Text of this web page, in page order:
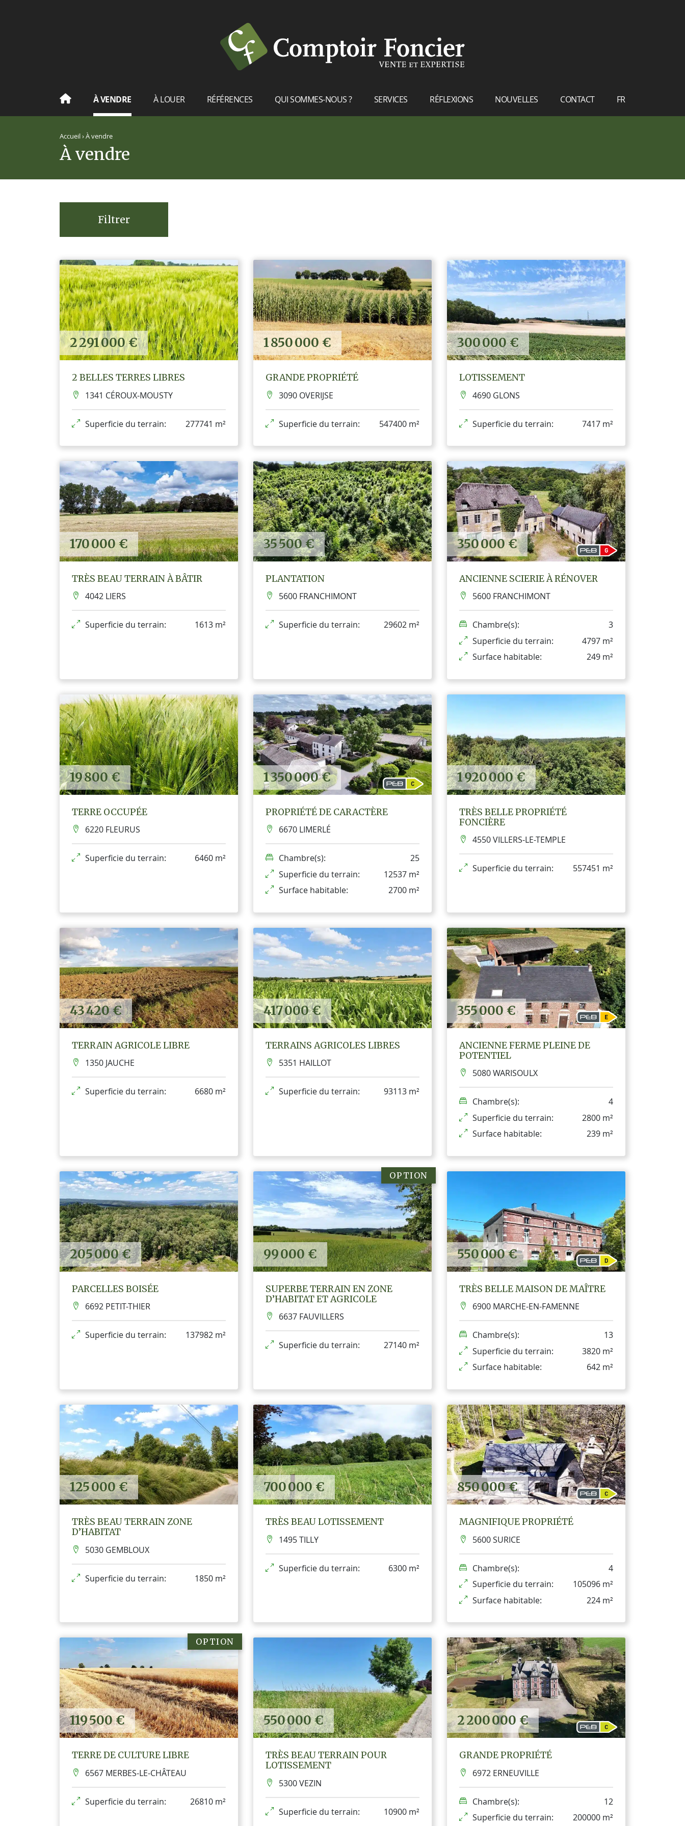
À VENDRE À LOUER RÉFÉRENCES QUI SOMMES-NOUS ? SERVICES RÉFLEXIONS NOUVELLES CONTACT
FR
Accueil›À vendre
À vendre
Filtrer
2 291 000 €
2 BELLES TERRES LIBRES
1341 CÉROUX-MOUSTY
Superficie du terrain: 277741 m²
1 850 000 €
GRANDE PROPRIÉTÉ
3090 OVERIJSE
Superficie du terrain: 547400 m²
300 000 €
LOTISSEMENT
4690 GLONS
Superficie du terrain: 7417 m²
170 000 €
TRÈS BEAU TERRAIN À BÂTIR
4042 LIERS
Superficie du terrain: 1613 m²
35 500 €
PLANTATION
5600 FRANCHIMONT
Superficie du terrain: 29602 m²
350 000 €
ANCIENNE SCIERIE À RÉNOVER
5600 FRANCHIMONT
Chambre(s):
3
Superficie du terrain:
4797 m²
Surface habitable:
249 m²
19 800 €
TERRE OCCUPÉE
6220 FLEURUS
Superficie du terrain: 6460 m²
1 350 000 €
PROPRIÉTÉ DE CARACTÈRE
6670 LIMERLÉ
Chambre(s):
25
Superficie du terrain:
12537 m²
Surface habitable:
2700 m²
1 920 000 €
TRÈS BELLE PROPRIÉTÉ
FONCIÈRE
4550 VILLERS-LE-TEMPLE
Superficie du terrain: 557451 m²
43 420 €
TERRAIN AGRICOLE LIBRE
1350 JAUCHE
Superficie du terrain: 6680 m²
417 000 €
TERRAINS AGRICOLES LIBRES
5351 HAILLOT
Superficie du terrain: 93113 m²
355 000 €
ANCIENNE FERME PLEINE DE
POTENTIEL
5080 WARISOULX
Chambre(s):
4
Superficie du terrain:
2800 m²
Surface habitable:
239 m²
205 000 €
PARCELLES BOISÉE
6692 PETIT-THIER
Superficie du terrain: 137982 m²
99 000 €
OPTION
SUPERBE TERRAIN EN ZONE
D’HABITAT ET AGRICOLE
6637 FAUVILLERS
Superficie du terrain: 27140 m²
550 000 €
TRÈS BELLE MAISON DE MAÎTRE
6900 MARCHE-EN-FAMENNE
Chambre(s):
13
Superficie du terrain:
3820 m²
Surface habitable:
642 m²
125 000 €
TRÈS BEAU TERRAIN ZONE
D’HABITAT
5030 GEMBLOUX
Superficie du terrain: 1850 m²
700 000 €
TRÈS BEAU LOTISSEMENT
1495 TILLY
Superficie du terrain: 6300 m²
850 000 €
MAGNIFIQUE PROPRIÉTÉ
5600 SURICE
Chambre(s):
4
Superficie du terrain:
105096 m²
Surface habitable:
224 m²
119 500 €
OPTION
TERRE DE CULTURE LIBRE
6567 MERBES-LE-CHÂTEAU
Superficie du terrain: 26810 m²
550 000 €
TRÈS BEAU TERRAIN POUR
LOTISSEMENT
5300 VEZIN
Superficie du terrain: 10900 m²
2 200 000 €
GRANDE PROPRIÉTÉ
6972 ERNEUVILLE
Chambre(s):
12
Superficie du terrain:
200000 m²